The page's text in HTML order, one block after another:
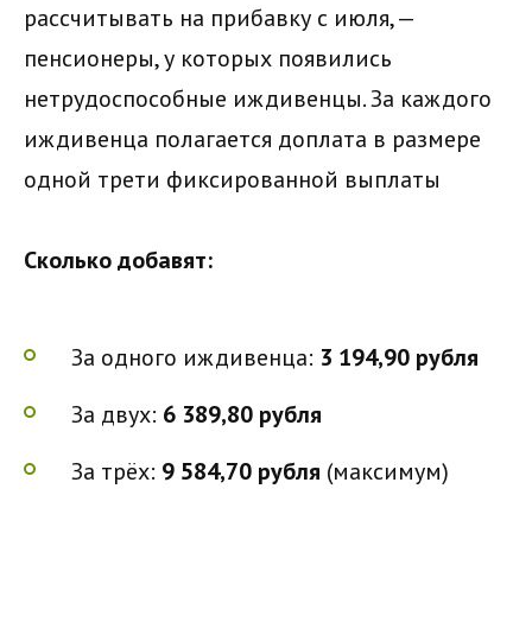
рассчитывать на прибавку с июля, —
пенсионеры, у которых появились
нетрудоспособные иждивенцы. За каждого
иждивенца полагается доплата в размере
одной трети фиксированной выплаты
Сколько добавят:
За одного иждивенца: 3 194,90 рубля
За двух: 6 389,80 рубля
За трёх: 9 584,70 рубля (максимум)